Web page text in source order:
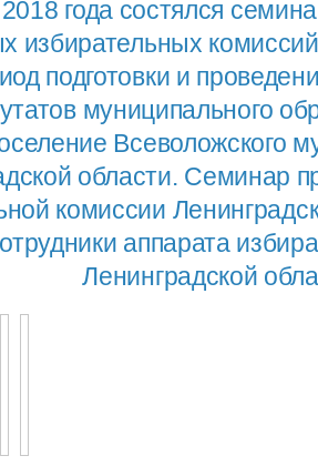
2018 года состялся
избирательных
подготовки и
муниципального
Всеволожского
области. Семинар
комиссии
аппарата
Ленинградской